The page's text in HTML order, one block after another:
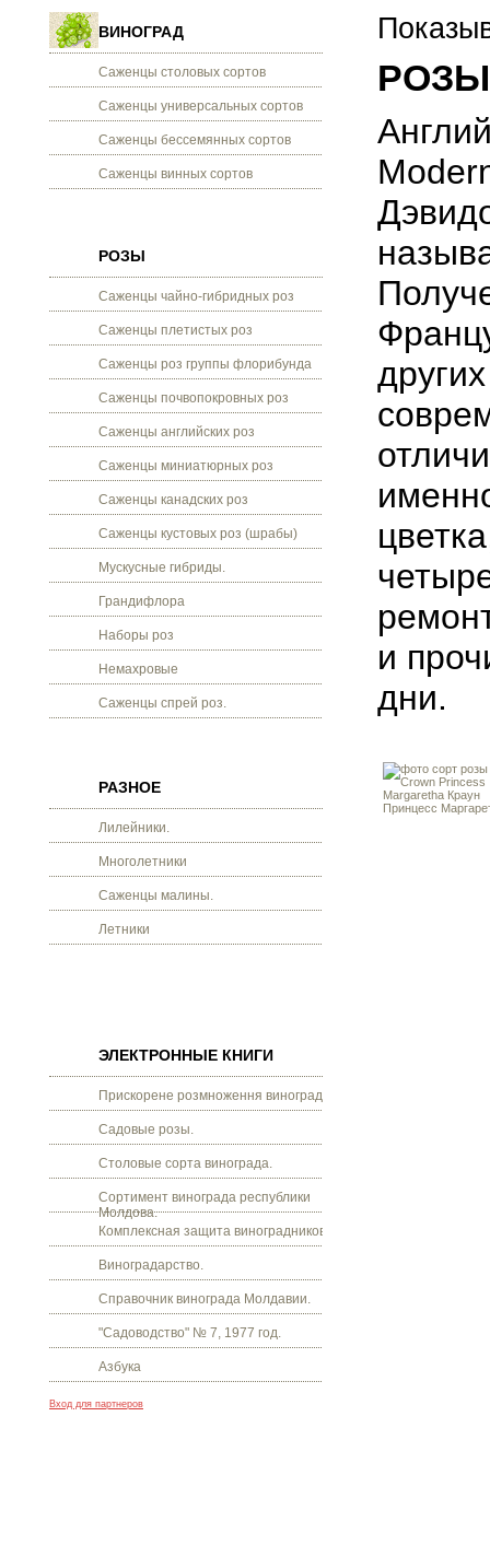
ВИНОГРАД
Саженцы столовых сортов
Саженцы универсальных сортов
Саженцы бессемянных сортов
Саженцы винных сортов
РОЗЫ
Саженцы чайно-гибридных роз
Саженцы плетистых роз
Саженцы роз группы флорибунда
Саженцы почвопокровных роз
Саженцы английских роз
Саженцы миниатюрных роз
Саженцы канадских роз
Саженцы кустовых роз (шрабы)
Мускусные гибриды.
Грандифлора
Наборы роз
Немахровые
Саженцы спрей роз.
РАЗНОЕ
Лилейники.
Многолетники
Саженцы малины.
Летники
ЭЛЕКТРОННЫЕ КНИГИ
Прискорене розмноження винограду.
Садовые розы.
Столовые сорта винограда.
Сортимент винограда республики
Молдова.
Комплексная защита виноградников.
Виноградарство.
Справочник винограда Молдавии.
"Садоводство" № 7, 1977 год.
Азбука
Вход для партнеров
РОЗЫ
и
дни.